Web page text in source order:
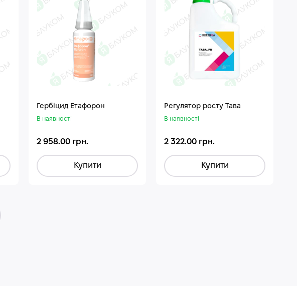
Гербіцид Етафорон
В наявності
2 958.00 грн.
Купити
Регулятор росту Тава
В наявності
2 322.00 грн.
Купити